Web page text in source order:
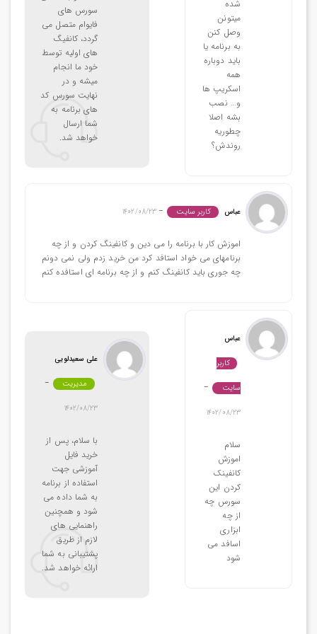
شده
ميتونن
وصل كنن
به برنامه يا
بايد دوباره
همه
اسكريپ ها
و… نصب
بشه اصلا
چطوريه
روندش؟
سورس های
فایوام متصل می
گردد، کانفیگ
های اولیه توسط
خود ما انجام
میشه و در
نهایت سورس کد
های برنامه به
شما ارسال
خواهد شد.
عباس کاربر سایت –
1402/08/23
اموزش کار با برنامه را می دین و کانفینگ کردن و از چه
برنامهای می خواد استافد کرد من خرید زدم ولی نمی دونم
چه جوری باید کانفینگ کنم و از چه برنامه ای استافده کنم
عباس
کاربر
سایت –
1402/08/23
سلام
اموزش
کانفینک
کردن این
سورس چه
از چه
ابزاری
اسافد می
شود
علی سعیدلویی
مدیریت –
1402/08/23
با سلام، پس از
خرید فایل
آموزشی جهت
استفاده از برنامه
به شما داده می
شود و همچنین
راهنمایی های
لازم از طریق
پشتیبانی به شما
ارائه خواهد شد.